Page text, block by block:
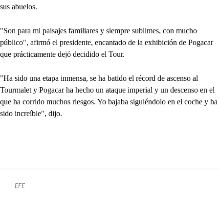
sus abuelos.
"Son para mi paisajes familiares y siempre sublimes, con mucho
público", afirmó el presidente, encantado de la exhibición de Pogacar
que prácticamente dejó decidido el Tour.
"Ha sido una etapa inmensa, se ha batido el récord de ascenso al
Tourmalet y Pogacar ha hecho un ataque imperial y un descenso en el
que ha corrido muchos riesgos. Yo bajaba siguiéndolo en el coche y ha
sido increíble", dijo.
EFE